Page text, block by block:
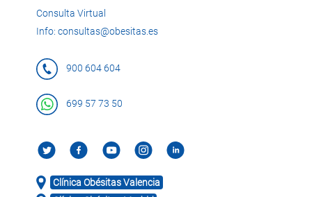
Consulta Virtual
Info: consultas@obesitas.es
900 604 604
699 57 73 50
Clínica Obésitas Valencia